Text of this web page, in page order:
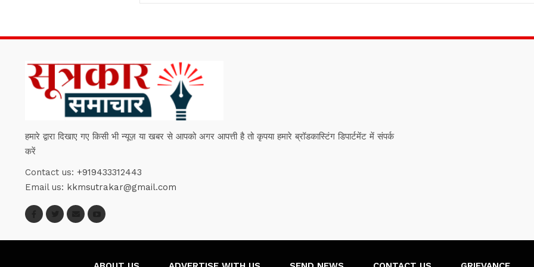
हमारे द्वारा दिखाए गए किसी भी न्यूज़ या खबर से आपको अगर आपत्ती है तो कृपया हमारे ब्रॉडकास्टिंग डिपार्टमेंट में संपर्क
करें
Contact us: +919433312443
Email us: kkmsutrakar@gmail.com